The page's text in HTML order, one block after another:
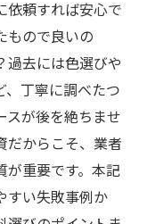
依頼すれば安心で
もので良いの
過去には色選びや
丁寧に調べたつ
スが後を絶ちませ
だからこそ、業者
が重要です。本記
すい失敗事例か